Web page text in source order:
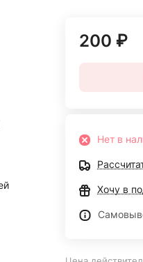
200 ₽
Нет в
Хочу в